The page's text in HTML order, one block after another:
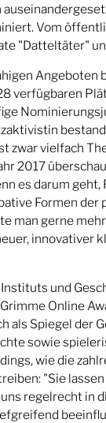
Vom
"Datteltäter"
Angeboten
verfügbaren
zwar vielfach
2017
es darum geht,
Formen der
man gerne
innovativer
und
Online
als Spiegel der
sowie
wie die
"Sie
regelrecht in